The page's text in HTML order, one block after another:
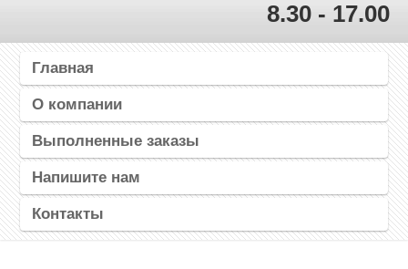
8.30 - 17.00
Главная
О компании
Выполненные заказы
Напишите нам
Контакты